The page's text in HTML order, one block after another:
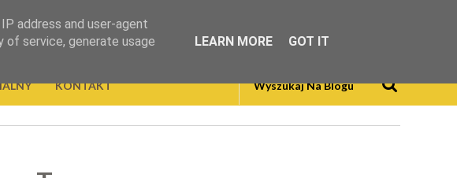
KONTAKT
address and user-agent
of service, generate usage
LEARN MORE GOT IT